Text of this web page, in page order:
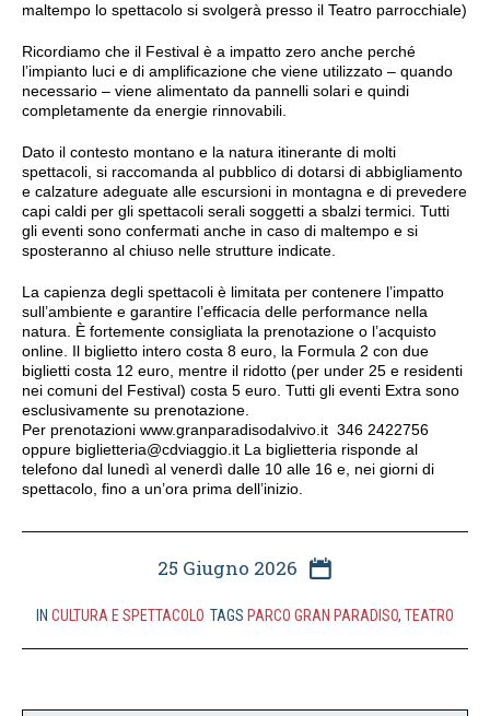
maltempo lo spettacolo si svolgerà presso il Teatro parrocchiale)
Ricordiamo che il Festival è a impatto zero anche perché
l’impianto luci e di amplificazione che viene utilizzato – quando
necessario – viene alimentato da pannelli solari e quindi
completamente da energie rinnovabili.
Dato il contesto montano e la natura itinerante di molti
spettacoli, si raccomanda al pubblico di dotarsi di abbigliamento
e calzature adeguate alle escursioni in montagna e di prevedere
capi caldi per gli spettacoli serali soggetti a sbalzi termici. Tutti
gli eventi sono confermati anche in caso di maltempo e si
sposteranno al chiuso nelle strutture indicate.
La capienza degli spettacoli è limitata per contenere l’impatto
sull’ambiente e garantire l’efficacia delle performance nella
natura. È fortemente consigliata la prenotazione o l’acquisto
online. Il biglietto intero costa 8 euro, la Formula 2 con due
biglietti costa 12 euro, mentre il ridotto (per under 25 e residenti
nei comuni del Festival) costa 5 euro. Tutti gli eventi Extra sono
esclusivamente su prenotazione.
Per prenotazioni www.granparadisodalvivo.it 346 2422756
oppure biglietteria@cdviaggio.it La biglietteria risponde al
telefono dal lunedì al venerdì dalle 10 alle 16 e, nei giorni di
spettacolo, fino a un’ora prima dell’inizio.
25 Giugno 2026
IN CULTURA E SPETTACOLO TAGS PARCO GRAN PARADISO, TEATRO